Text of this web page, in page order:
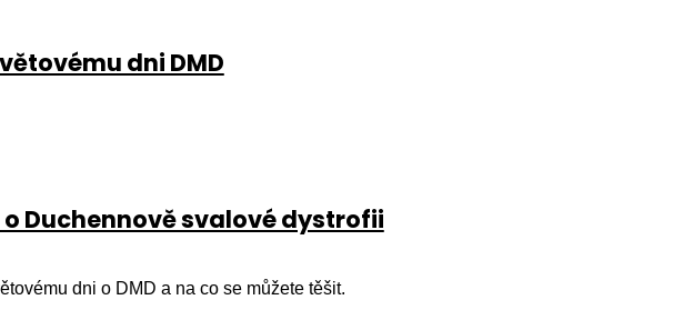
dni DMD
Duchennově svalové dystrofii
dni o DMD a na co se můžete těšit.